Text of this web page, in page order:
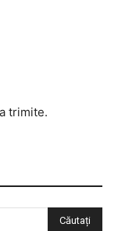
trimite.